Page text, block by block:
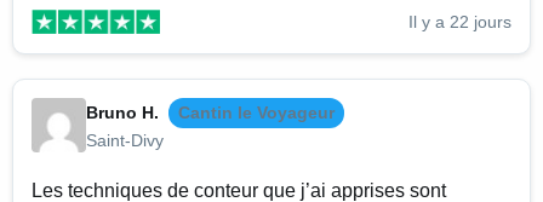
Il y a 22 jours
Bruno H.
Cantin le Voyageur
Saint-Divy
Les techniques de conteur que j’ai apprises sont